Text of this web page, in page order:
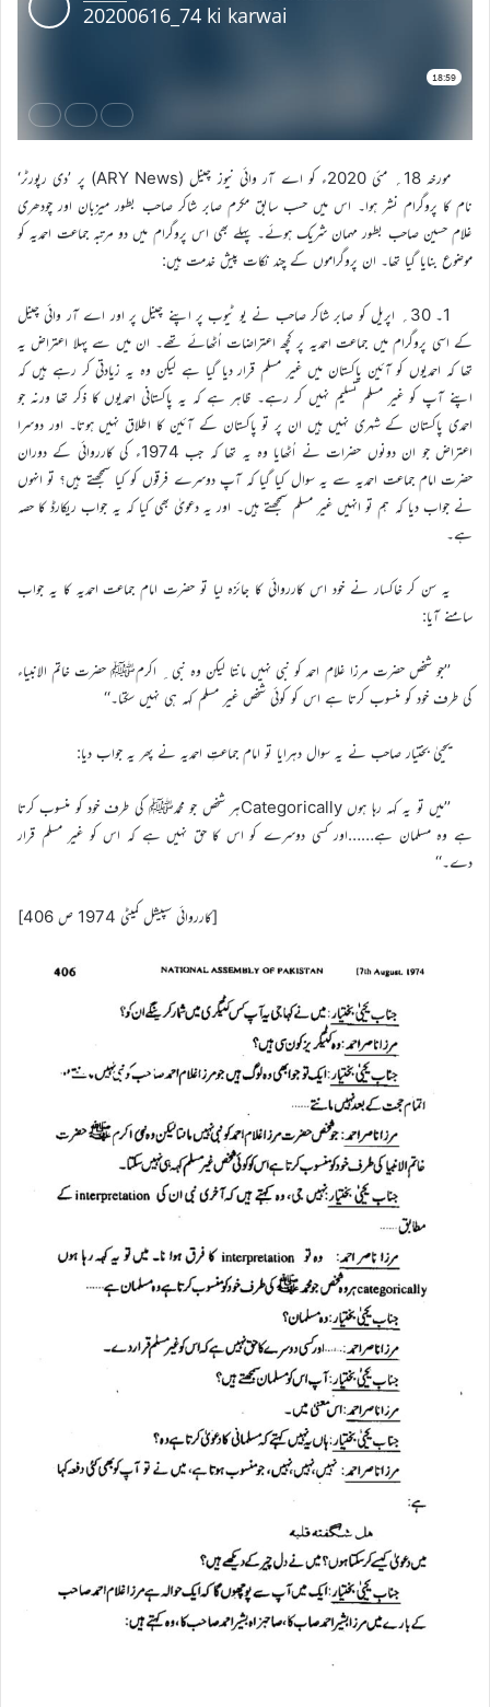
مورخہ 18؍ مئی 2020ء کو اے آر وائی نیوز چینل (ARY News) پر ’دی رپورٹر‘
نام کا پروگرام نشر ہوا۔ اس میں حسب سابق مکرم صابر شاکر صاحب بطور میزبان اور چودھری
غلام حسین صاحب بطور مہمان شریک ہوئے۔ پہلے بھی اس پروگرام میں دو مرتبہ جماعت احمدیہ کو
موضوع بنایا گیا تھا۔ ان پروگراموں کے چند نکات پیش خدمت ہیں:
1۔ 30؍ اپریل کو صابر شاکر صاحب نے یو ٹیوب پر اپنے چینل پر اور اے آر وائی چینل
کے اسی پروگرام میں جماعت احمدیہ پر کچھ اعتراضات اُٹھائے تھے۔ ان میں سے پہلا اعتراض یہ
تھا کہ احمدیوں کو آئین پاکستان میں غیر مسلم قرار دیا گیا ہے لیکن وہ یہ زیادتی کر رہے ہیں کہ
اپنے آپ کو غیر مسلم تسلیم نہیں کر رہے۔ ظاہر ہے کہ یہ پاکستانی احمدیوں کا ذکر تھا ورنہ جو
احمدی پاکستان کے شہری نہیں ہیں ان پر تو پاکستان کے آئین کا اطلاق نہیں ہوتا۔ اور دوسرا
اعتراض جو ان دونوں حضرات نے اُٹھایا وہ یہ تھا کہ جب 1974ء کی کارروائی کے دوران
حضرت امام جماعت احمدیہ سے یہ سوال کیا گیا کہ آپ دوسرے فرقوں کو کیا سمجھتے ہیں؟ تو انہوں
نے جواب دیا کہ ہم تو انہیں غیر مسلم سمجھتے ہیں۔ اور یہ دعویٰ بھی کیا کہ یہ جواب ریکارڈ کا حصہ
ہے۔
یہ سن کر خاکسار نے خود اس کارروائی کا جائزہ لیا تو حضرت امام جماعت احمدیہ کا یہ جواب
سامنے آیا:
’’جو شخص حضرت مرزا غلام احمد کو نبی نہیں مانتا لیکن وہ نبی ِ اکرمﷺ حضرت خاتم الانبیاء
کی طرف خود کو منسوب کرتا ہے اس کو کوئی شخص غیر مسلم کہہ ہی نہیں سکتا۔‘‘
یحییٰ بختیار صاحب نے یہ سوال دہرایا تو امام جماعتِ احمدیہ نے پھر یہ جواب دیا:
’’میں تو یہ کہہ رہا ہوں Categoricallyہر شخص جو محمدﷺ کی طرف خود کو منسوب کرتا
ہے وہ مسلمان ہے……اور کسی دوسرے کو اس کا حق نہیں ہے کہ اس کو غیر مسلم قرار
دے۔‘‘
[کارروائی سپیشل کمیٹی 1974 ص 406]